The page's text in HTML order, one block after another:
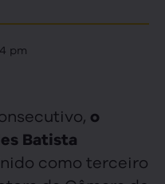
pm
o
Batista
como terceiro